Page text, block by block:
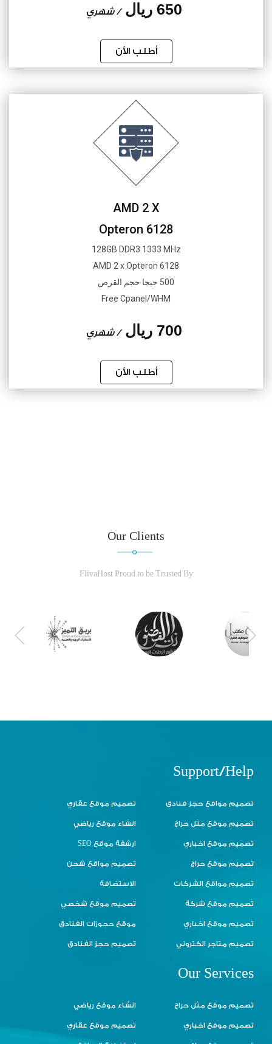
650 ريال / شهري
أطلب الأن
AMD 2 X
Opteron 6128
128GB DDR3 1333 MHz
AMD 2 x Opteron 6128
500 جيجا حجم القرص
Free Cpanel/WHM
700 ريال / شهري
أطلب الأن
Our Clients
FlivaHost Proud to be Trusted By
Support/Help
تصميم مواقع حجز فنادق تصميم موقع عقاري
تصميم موقع مثل حراج انشاء موقع رياضي
تصميم موقع اخباري ارشفة موقع SEO
تصميم موقع حراج تصميم مواقع شحن
تصميم مواقع الشركات الاستضافة
تصميم موقع شركة تصميم موقع شخصي
تصميم موقع اخباري موقع حجوزات الفنادق
تصميم متاجر الكتروني تصميم حجز الفنادق
Our Services
تصميم موقع مثل حراج انشاء موقع رياضي
تصميم موقع اخباري تصميم موقع عقاري